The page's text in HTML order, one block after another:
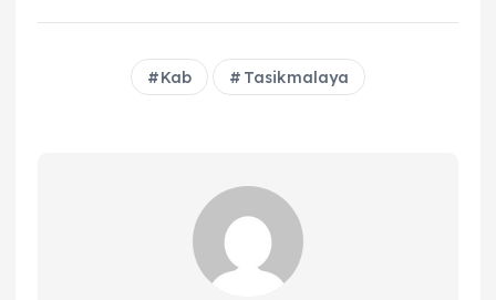
c it
te
a
ts
A
ai
l
re
a
d
a
re
Kab Tasikmalaya